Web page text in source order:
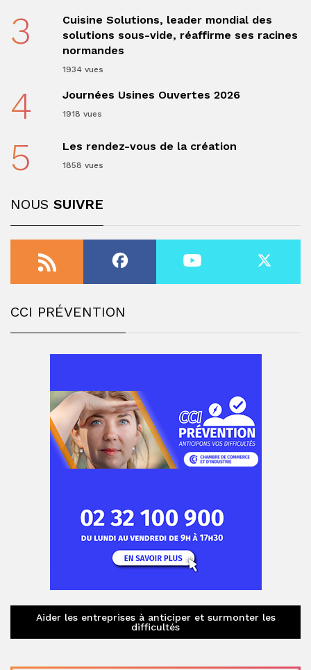
3
Cuisine Solutions, leader mondial des
solutions sous-vide, réaffirme ses racines
normandes
1934 vues
4 Journées Usines Ouvertes 2026
1918 vues
5 Les rendez-vous de la création
1858 vues
NOUS SUIVRE
CCI PRÉVENTION
Aider les entreprises à anticiper et surmonter les
difficultés